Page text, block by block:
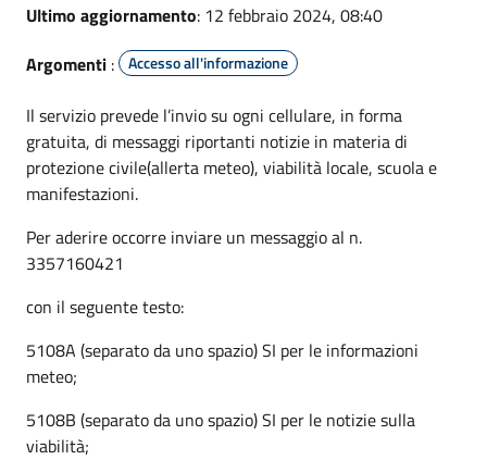
Ultimo aggiornamento: 12 febbraio 2024, 08:40
Argomenti : Accesso all'informazione
Il servizio prevede l’invio su ogni cellulare, in forma
gratuita, di messaggi riportanti notizie in materia di
protezione civile(allerta meteo), viabilità locale, scuola e
manifestazioni.
Per aderire occorre inviare un messaggio al n.
3357160421
con il seguente testo:
5108A (separato da uno spazio) SI per le informazioni
meteo;
5108B (separato da uno spazio) SI per le notizie sulla
viabilità;